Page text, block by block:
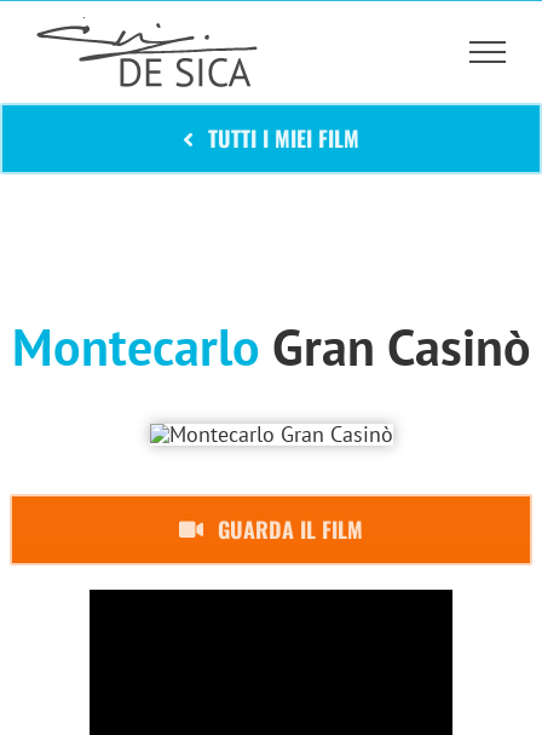
TUTTI I MIEI FILM
Montecarlo Gran Casinò
GUARDA IL FILM